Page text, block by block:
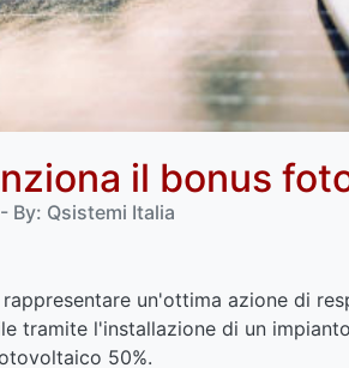
il bonus
By: Qsistemi Italia
un'ottima azione di
tramite l'installazione di un
50%.